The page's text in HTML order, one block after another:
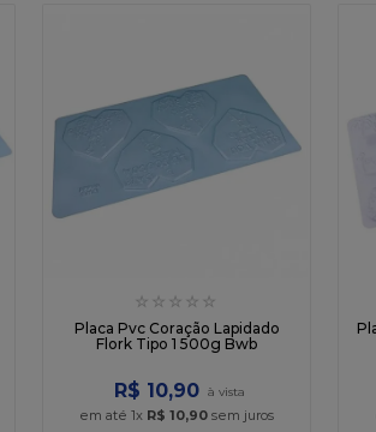
☆ ☆ ☆ ☆ ☆
Placa Pvc Coração Lapidado
Flork Tipo 1 500g Bwb
R$ 10,90
em até 1x R$ 10,90 sem juros